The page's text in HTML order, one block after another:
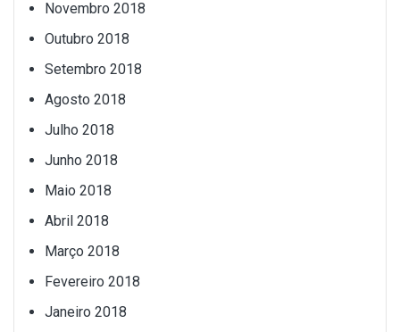
Novembro 2018
Outubro 2018
Setembro 2018
Agosto 2018
Julho 2018
Junho 2018
Maio 2018
Abril 2018
Março 2018
Fevereiro 2018
Janeiro 2018